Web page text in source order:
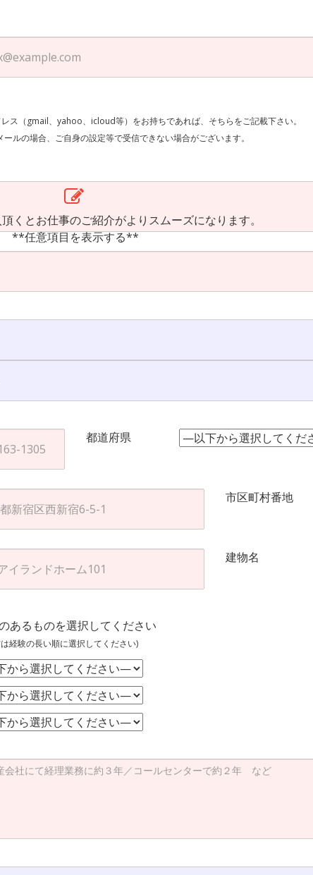
ス（gmail、yahoo、icloud等）をお持ちであれば、そちらをご記載下さい。
定等で受信できない場合がございます。
くとお仕事のご紹介がよりスムーズになります。
**任意項目を表示する**
都道府県
市区町村番地
建物名
あるものを選択してください
経験の長い順に選択してください)